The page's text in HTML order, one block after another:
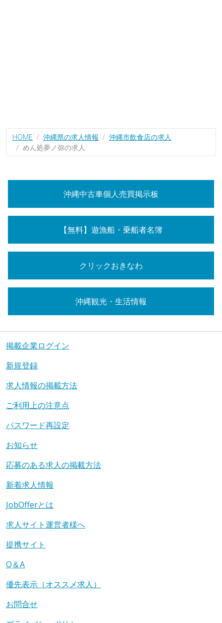
HOME 沖縄県の求人情報
沖縄市飲食店の求人
めん処夢ノ弥の求人
沖縄中古車個人売買掲示板
【無料】遊漁船・乗船者名簿
クリックおきなわ
沖縄観光・生活情報
掲載企業ログイン
新規登録
求人情報の掲載方法
ご利用上の注意点
パスワード再設定
お知らせ
応募のある求人の掲載方法
新着求人情報
JobOfferとは
求人サイト運営者様へ
提携サイト
Q＆A
優先表示（オススメ求人）
お問合せ